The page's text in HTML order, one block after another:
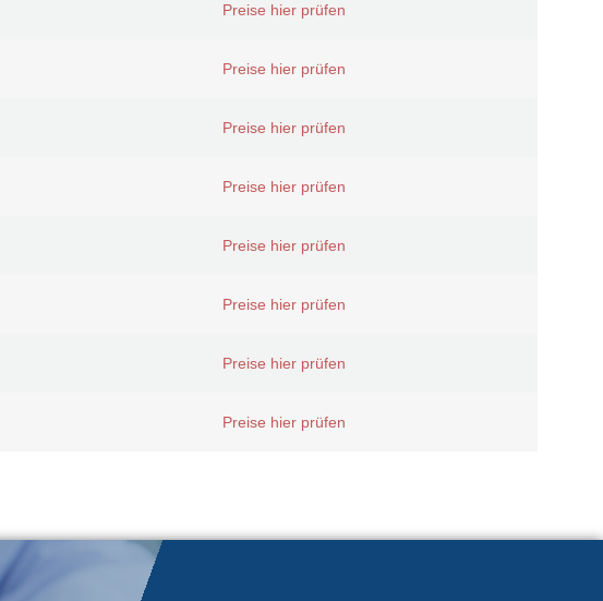
Preise hier prüfen
Preise hier prüfen
Preise hier prüfen
Preise hier prüfen
Preise hier prüfen
Preise hier prüfen
Preise hier prüfen
Preise hier prüfen